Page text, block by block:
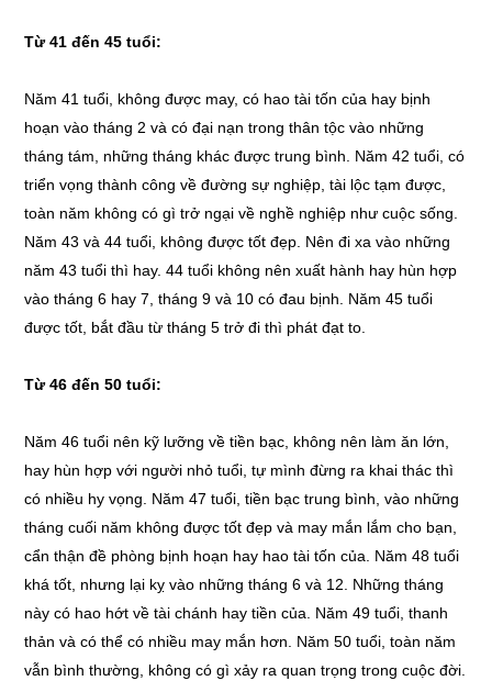
Từ 41 đến 45 tuổi:
Năm 41 tuổi, không được may, có hao tài tốn của hay bịnh
hoạn vào tháng 2 và có đại nạn trong thân tộc vào những
tháng tám, những tháng khác được trung bình. Năm 42 tuổi, có
triển vọng thành công về đường sự nghiệp, tài lộc tạm được,
toàn năm không có gì trở ngại về nghề nghiệp như cuộc sống.
Năm 43 và 44 tuổi, không được tốt đẹp. Nên đi xa vào những
năm 43 tuổi thì hay. 44 tuổi không nên xuất hành hay hùn hợp
vào tháng 6 hay 7, tháng 9 và 10 có đau bịnh. Năm 45 tuổi
được tốt, bắt đầu từ tháng 5 trở đi thì phát đạt to.
Từ 46 đến 50 tuổi:
Năm 46 tuổi nên kỹ lưỡng về tiền bạc, không nên làm ăn lớn,
hay hùn hợp với người nhỏ tuổi, tự mình đừng ra khai thác thì
có nhiều hy vọng. Năm 47 tuổi, tiền bạc trung bình, vào những
tháng cuối năm không được tốt đẹp và may mắn lắm cho bạn,
cẩn thận đề phòng bịnh hoạn hay hao tài tốn của. Năm 48 tuổi
khá tốt, nhưng lại kỵ vào những tháng 6 và 12. Những tháng
này có hao hớt về tài chánh hay tiền của. Năm 49 tuổi, thanh
thản và có thể có nhiều may mắn hơn. Năm 50 tuổi, toàn năm
vẫn bình thường, không có gì xảy ra quan trọng trong cuộc đời.